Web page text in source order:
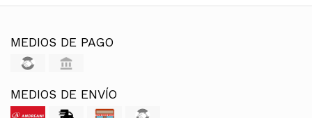
MEDIOS DE PAGO
MEDIOS DE ENVÍO